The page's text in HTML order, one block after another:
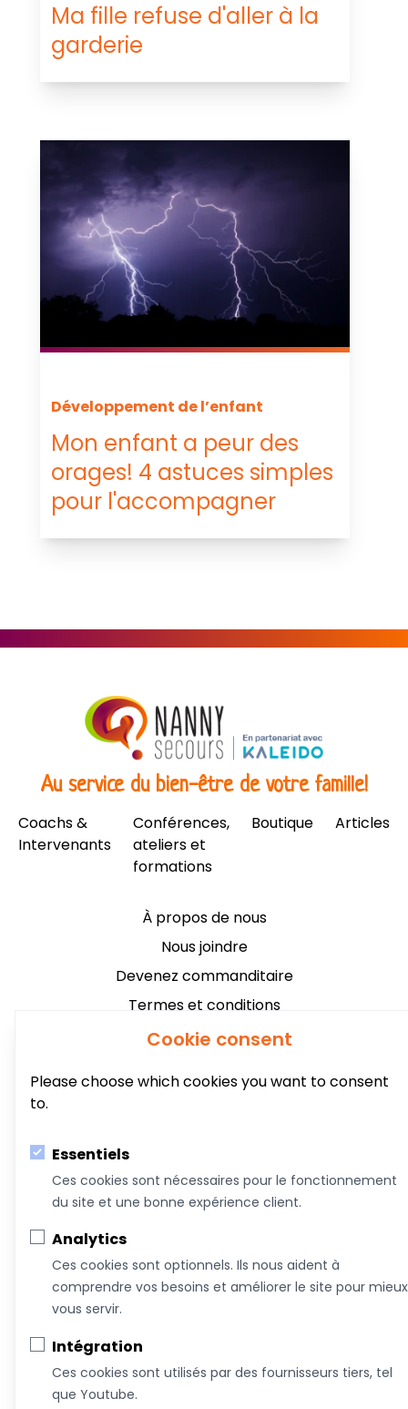
Ma fille refuse d'aller à la
garderie
Développement de l’enfant
Mon enfant a peur des
orages! 4 astuces simples
pour l'accompagner
Au service du bien-être de votre famille!
Coachs &
Intervenants
Conférences,
ateliers et
formations
Boutique Articles
À propos de nous
Nous joindre
Devenez commanditaire
Termes et conditions
Infolettre
Cookie consent
Please choose which cookies you want to consent
to.
Essentiels
Ces cookies sont nécessaires pour le fonctionnement
du site et une bonne expérience client.
Analytics
Ces cookies sont optionnels. Ils nous aident à
comprendre vos besoins et améliorer le site pour mieux
vous servir.
Intégration
Ces cookies sont utilisés par des fournisseurs tiers, tel
que Youtube.